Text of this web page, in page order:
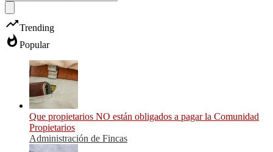
trending_upTrending
whatshot Popular
Que propietarios NO están obligados a pagar la Comunidad
Propietarios
Administración de Fincas